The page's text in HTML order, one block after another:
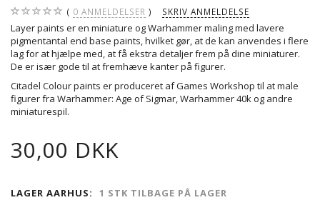
0 ANMELDELSER SKRIV ANMELDELSE
Layer paints er en miniature og Warhammer maling med lavere
pigmentantal end base paints, hvilket gør, at de kan anvendes i flere
lag for at hjælpe med, at få ekstra detaljer frem på dine miniaturer.
De er især gode til at fremhæve kanter på figurer.
Citadel Colour paints er produceret af Games Workshop til at male
figurer fra Warhammer: Age of Sigmar, Warhammer 40k og andre
miniaturespil.
30,00 DKK
LAGER AARHUS:
1 STK TILBAGE PÅ LAGER